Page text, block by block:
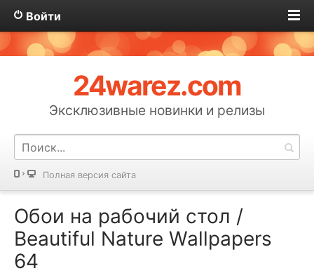
Войти
24warez.com
Эксклюзивные новинки и релизы
Полная версия сайта
Обои на рабочий стол /
Beautiful Nature Wallpapers
64